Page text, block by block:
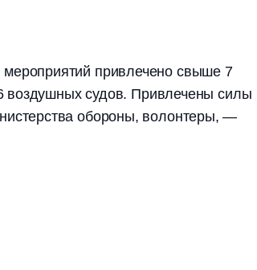
привлечено свыше 7
воздушных судов. Привлечены силы
обороны, волонтеры, —